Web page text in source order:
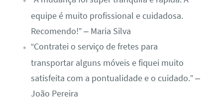
equipe é muito profissional e cuidadosa.
Recomendo!” – Maria Silva
“Contratei o serviço de fretes para
transportar alguns móveis e fiquei muito
satisfeita com a pontualidade e o cuidado.” –
João Pereira